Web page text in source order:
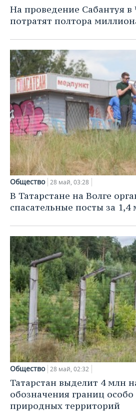
НЕФТЕХИМИЯ
НЕФТЬ
ОПК
ЭНЕРГЕТИКА
РОЗНИЧНАЯ ТОРГОВЛЯ
ТРАНСПОРТ
УСЛУГИ
НОВОСТИ ТЕХНОЛОГИЙ
IT
МЕДИА
ТЕЛЕКОММУНИКАЦИИ
МЕРОПРИЯТИЯ
НОВОСТИ МЕРОПРИЯТИЙ
ВЫЕЗДНАЯ РЕДАКЦИЯ
БИЗНЕС-БРАНЧИ
ONLINE-КОНФЕРЕНЦИИ
ОТКРЫТАЯ ЛЕКЦИЯ
СПОРТ
НОВОСТИ СПОРТА
ФУТБОЛ
ХОККЕЙ
БАСКЕТБОЛ
ВОЛЕЙБОЛ
КИБЕРСПОРТ
ФИГУРНОЕ КАТАНИЕ
ВОДНЫЕ ВИДЫ СПОРТА
ХОККЕЙ С МЯЧОМ
ОБЩЕСТВО
НОВОСТИ ОБЩЕСТВА
ВЛАСТЬ
ИНФРАСТРУКТУРА
ИСТОРИЯ
КУЛЬТУРА
МЕДИЦИНА
ОБРАЗОВАНИЕ
ПРОИСШЕСТВИЯ
ФОТОГАЛЕРЕЯ
СЮЖЕТЫ
СПРАВОЧНИК
СПИСОК ПЕРСОН
СПИСОК КОМПАНИЙ
ПОЛНАЯ ВЕРСИЯ
На проведение Сабантуя в
потратят полтора
Общество 28 май, 03:28
В Татарстане на Волге
спасательные посты за 1,4
Общество 28 май, 02:32
Татарстан выделит 4 млн
обозначения границ
природных территорий